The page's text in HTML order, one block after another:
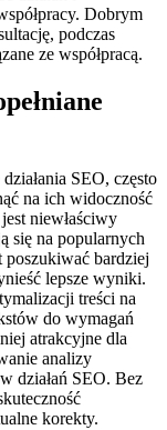
Dobrym
podczas
ze współpracą.
SEO, często
na ich widoczność
niewłaściwy
się na popularnych
poszukiwać bardziej
lepsze wyniki.
treści na
do wymagań
atrakcyjne dla
analizy
działań SEO. Bez
korekty.